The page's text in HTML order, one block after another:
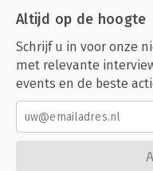
Altijd op de hoogte
Schrijf u in voor onze
met relevante
events en de beste